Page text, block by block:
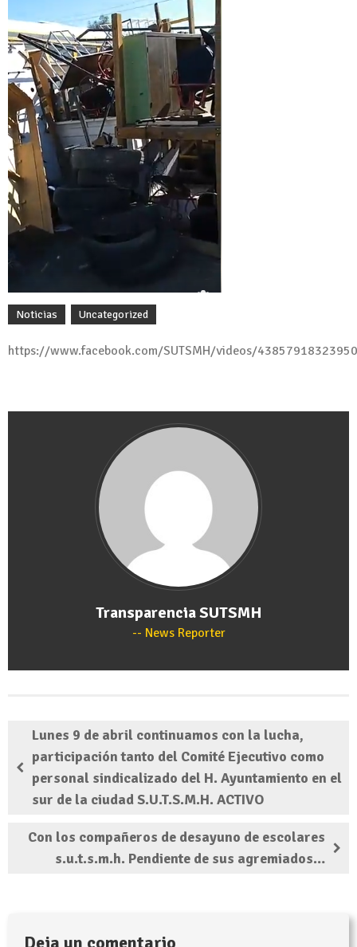
Noticias Uncategorized
https://www.facebook.com/SUTSMH/videos/
Transparencia SUTSMH
News Reporter
Lunes 9 de abril continuamos con la lucha,
participación tanto del Comité Ejecutivo como
personal sindicalizado del H. Ayuntamiento en el
sur de la ciudad S.U.T.S.M.H. ACTIVO
Con los compañeros de desayuno de escolares
s.u.t.s.m.h. Pendiente de sus agremiados…